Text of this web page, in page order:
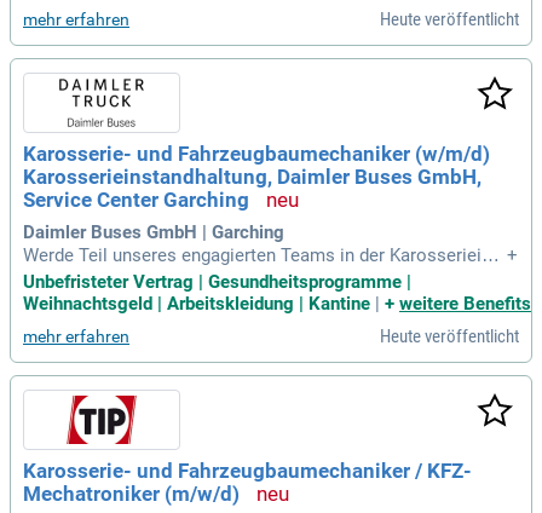
le Arbeitszeiten und eine persönliche Förderung. Zudem biet
en wir hervorragende Übernahmechancen sowie zahlreiche
Entwicklungsmöglichkeiten nach deiner Ausbildung, die am
01.09.2027 beginnt. Profitier von zahlreichen Zusatzleistung
en, wie einer Berufsunfähigkeitsversicherung und Vergünsti
gungen in Betriebsrestaurants. Bei BMW setzen wir auf Glei
chbehandlung und Chancengleichheit – bewirb dich jetzt un
d gestalte deine Zukunft!
mehr erfahren Heute veröffentlicht
Karosserie- und Fahrzeugbaumechaniker (w/m/d)
Karosserieinstandhaltung, Daimler Buses GmbH,
Service Center Garching
Daimler Buses GmbH | Garching
Werde Teil unseres engagierten Teams in der Karosserieinst
andhaltung! Wir suchen Mitarbeiterinnen, die sich für hochw
ertige Lackierungen und Kundenwünsche begeistern. Dein A
rbeitsplatz im Service Center Garching bietet eine familiäre
Atmosphäre und geregelte Arbeitszeiten. Bei uns führst du a
bwechslungsreiche Tätigkeiten wie Unfallinstandsetzungsar
beiten und kundenindividuelle Umbauarbeiten durch. Du nutz
t moderne IT-Systeme zur Dokumentation und Abwicklung.
Bewirb dich jetzt und gestalte die Zukunft der Fahrzeuginsta
ndhaltung mit uns!
+
Unbefristeter Vertrag | Gesundheitsprogramme |
Weihnachtsgeld | Arbeitskleidung | Kantine | + weitere Benefits
mehr erfahren Heute veröffentlicht
Karosserie- und Fahrzeugbaumechaniker / KFZ-
Mechatroniker (m/w/d)